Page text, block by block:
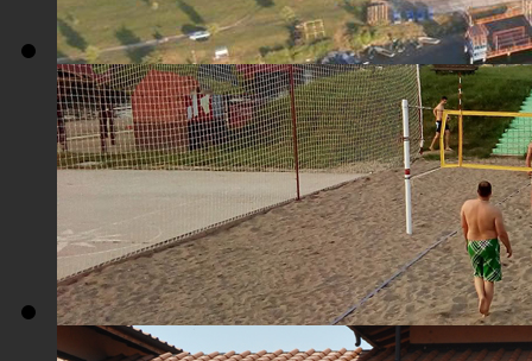
Плажа "Топољар" - Поглед из ваздуха